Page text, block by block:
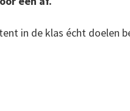
in de klas écht doelen